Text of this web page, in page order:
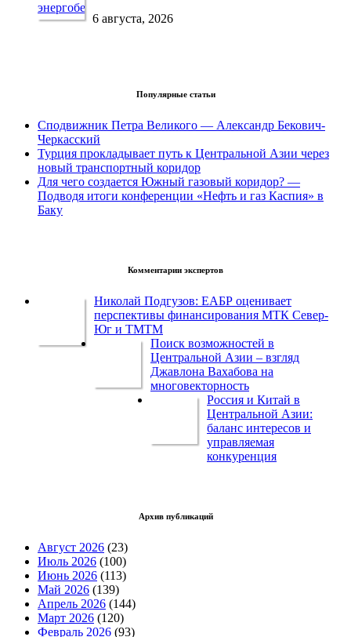
6 августа, 2026
Популярные статьи
Сподвижник Петра Великого — Александр Бекович-
Черкасский
Турция прокладывает путь к Центральной Азии через
новый транспортный коридор
Для чего создается Южный газовый коридор? —
Подводя итоги конференции «Нефть и газ Каспия» в
Баку
Комментарии экспертов
Николай Подгузов: ЕАБР оценивает
перспективы финансирования МТК Север-
Юг и ТМТМ
Поиск возможностей в
Центральной Азии – взгляд
Джавлона Вахабова на
многовекторность
Россия и Китай в
Центральной Азии:
баланс интересов и
управляемая
конкуренция
Архив публикаций
Август 2026 (23)
Июль 2026 (100)
Июнь 2026 (113)
Май 2026 (139)
Апрель 2026 (144)
Март 2026 (120)
Февраль 2026 (93)